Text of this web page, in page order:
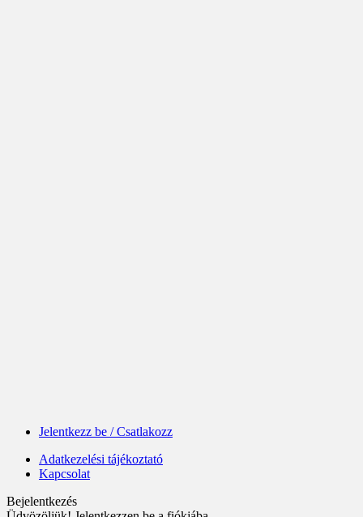
Jelentkezz be / Csatlakozz
Adatkezelési tájékoztató
Kapcsolat
Bejelentkezés